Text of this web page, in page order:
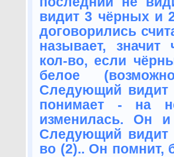
видит 3 чёрных и
договорились
называет, значит
кол-во, если
белое
Следующий видит
понимает - на
изменилась. Он
Следующий видит
во (2).. Он помнит,